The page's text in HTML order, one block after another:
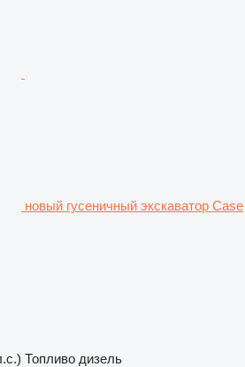
новый гусеничный экскаватор Case
Топливо дизель